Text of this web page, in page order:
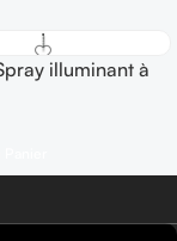
illuminant à
○○○○○